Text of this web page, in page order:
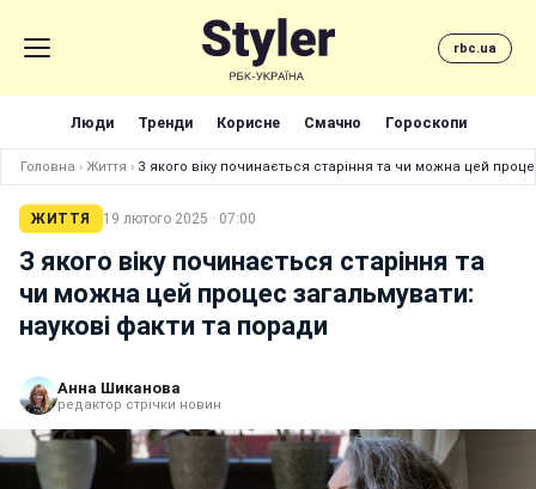
rbc.ua
Люди Тренди Корисне Смачно Гороскопи
Головна › Життя › З якого віку починається старіння та чи можна цей
ЖИТТЯ 19 лютого 2025 · 07:00
З якого віку починається старіння та
чи можна цей процес загальмувати:
наукові факти та поради
Анна Шиканова
редактор стрічки новин